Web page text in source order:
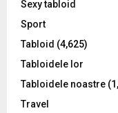
Sexy tabloid
Sport
Tabloid (4,625)
Tabloidele lor
Tabloidele noastre
Travel